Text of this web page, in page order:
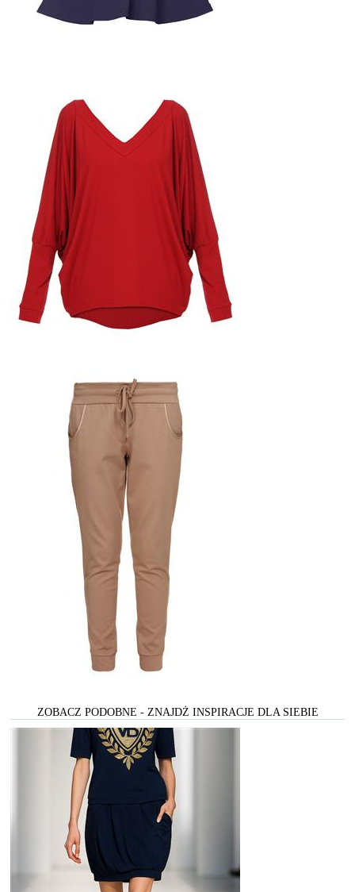
ZOBACZ PODOBNE - ZNAJDŻ INSPIRACJE DLA SIEBIE